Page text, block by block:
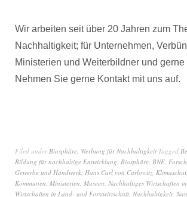
Wir arbeiten seit über 20 Jahren zum
Nachhaltigkeit; für Unternehmen,
Ministerien und Weiterbildner und gerne
Nehmen Sie gerne Kontakt mit uns auf.
Filed underBiosphäre, Werbung für Nachhaltigkeit Tagged
Bildung für nachhaltige Entwicklung, Biosphäre, BNE,
Gewerbe und Handwerk, Hans Carl von Carlowitz,
Kommunen, Ministerien, Museen, Nachhaltiges Wirtschaften
Wirtschaften in Land- und Forstwirtschaft, Nachhaltigkeit,